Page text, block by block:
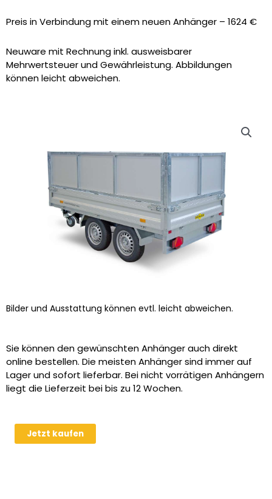
Bilder und Ausstattung können evtl. leicht abweichen.
Sie können den gewünschten Anhänger auch direkt
online bestellen. Die meisten Anhänger sind immer auf
Lager und sofort lieferbar. Bei nicht vorrätigen Anhängern
liegt die Lieferzeit bei bis zu 12 Wochen.
Alublechaufsatz
für
Jetzt kaufen
Preis in Verbindung mit einem neuen Anhänger – 1624 €
Neuware mit Rechnung inkl. ausweisbarer
Mehrwertsteuer und Gewährleistung. Abbildungen
können leicht abweichen.